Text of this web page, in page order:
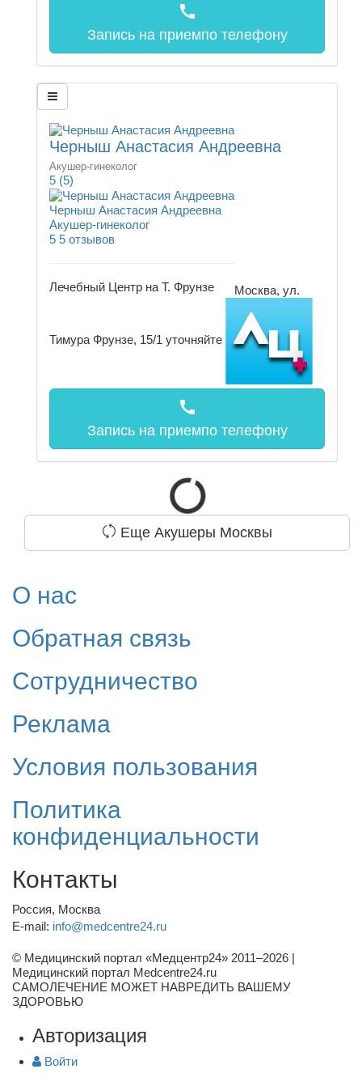
call
Запись на приемпо телефону
Черныш Анастасия Андреевна
Акушер-гинеколог
5 (5)
Черныш Анастасия Андреевна
Акушер-гинеколог
5 5 отзывов
Лечебный Центр на Т. Фрунзе Москва, ул.
Тимура Фрунзе, 15/1 уточняйте
call
Запись на приемпо телефону
Еще Акушеры Москвы
О нас
Обратная связь
Сотрудничество
Реклама
Условия пользования
Политика
конфиденциальности
Контакты
Россия, Москва
E-mail: info@medcentre24.ru
© Медицинский портал «Медцентр24» 2011–2026 |
Медицинский портал Medcentre24.ru
САМОЛЕЧЕНИЕ МОЖЕТ НАВРЕДИТЬ ВАШЕМУ
ЗДОРОВЬЮ
Авторизация
Войти